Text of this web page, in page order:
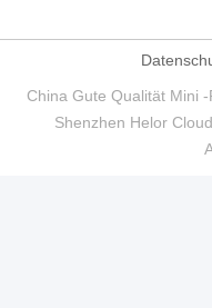
China Gute Qualität Mini
Shenzhen Helor